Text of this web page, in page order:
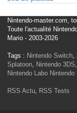
Nintendo-master.com,
Toute l'actualité
Mario - 2003-2026
Tags : Nintendo Switch,
Splatoon, Nintendo 3DS,
Nintendo Labo
RSS Actu, RSS Tests